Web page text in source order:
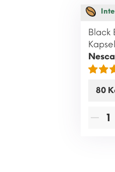
Black